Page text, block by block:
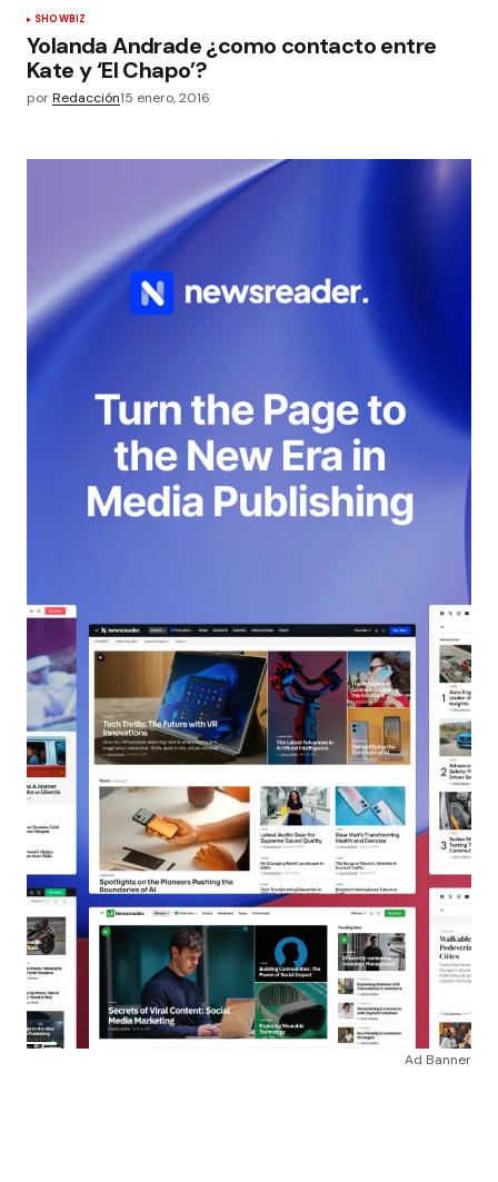
SHOWBIZ
Yolanda Andrade ¿como contacto entre
Kate y ‘El Chapo’?
porRedacción15 enero, 2016
Ad Banner